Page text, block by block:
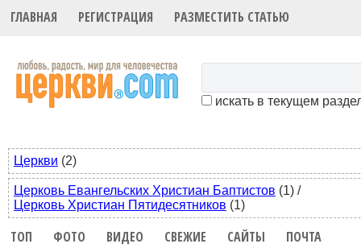
ГЛАВНАЯ РЕГИСТРАЦИЯ РАЗМЕСТИТЬ СТАТЬЮ
искать в текущем
Церкви (2)
Церковь Евангельских Христиан Баптистов (1) /
Церковь Христиан Пятидесятников (1)
ТОП ФОТО ВИДЕО СВЕЖИЕ САЙТЫ ПОЧТА